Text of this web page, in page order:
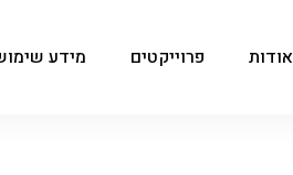
אודות פרוייקטים מידע